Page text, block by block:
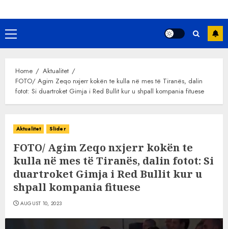
Primary
Menu
Home
Aktualitet
FOTO/ Agim Zeqo nxjerr kokën te kulla në mes të Tiranës, dalin
fotot: Si duartroket Gimja i Red Bullit kur u shpall kompania fituese
Aktualitet Slider
FOTO/ Agim Zeqo nxjerr kokën te
kulla në mes të Tiranës, dalin fotot: Si
duartroket Gimja i Red Bullit kur u
shpall kompania fituese
AUGUST 10, 2023